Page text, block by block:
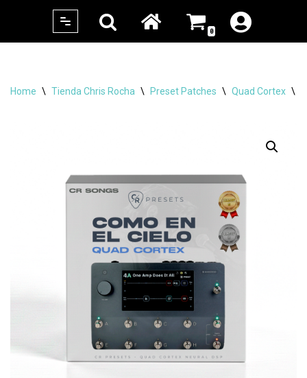
0
Home \ Tienda Chris Rocha \ Preset Patches \ Quad Cortex \